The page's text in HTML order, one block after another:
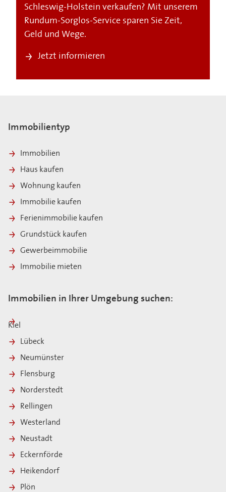
Schleswig-Holstein verkaufen? Mit unserem
Rundum-Sorglos-Service sparen Sie Zeit,
Geld und Wege.
Jetzt informieren
Immobilientyp
Immobilien
Haus kaufen
Wohnung kaufen
Immobilie kaufen
Ferienimmobilie kaufen
Grundstück kaufen
Gewerbeimmobilie
Immobilie mieten
Immobilien in Ihrer Umgebung suchen:
Kiel
Lübeck
Neumünster
Flensburg
Norderstedt
Rellingen
Westerland
Neustadt
Eckernförde
Heikendorf
Plön